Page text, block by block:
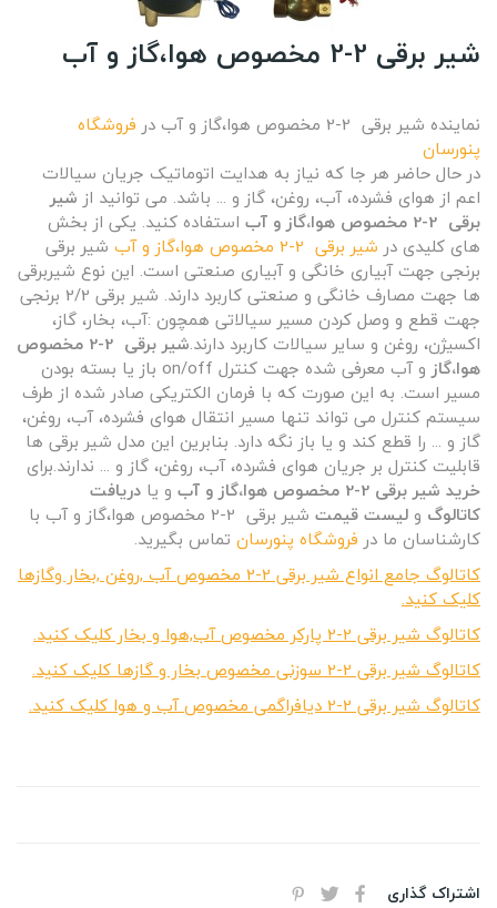
شیر برقی 2-2 مخصوص هوا،گاز و آب
نماینده شیر برقی 2-2 مخصوص هوا،گاز و آب در
فروشگاه
پنورسان
در حال حاضر هر جا که نیاز به هدایت اتوماتیک جریان سیالات
اعم از هوای فشرده، آب، روغن، گاز و ... باشد. می توانید از شیر
برقی 2-2 مخصوص هوا،گاز و آب
استفاده کنید. یکی از بخش
های کلیدی در شیر برقی 2-2 مخصوص هوا،گاز و آب
شیر برقی
برنجی جهت آبیاری خانگی و آبیاری صنعتی است. این نوع شیربرقی
ها جهت مصارف خانگی و صنعتی کاربرد دارند. شیر برقی 2/2 برنجی
جهت قطع و وصل کردن مسیر سیالاتی همچون :آب، بخار، گاز،
اکسیژن، روغن و سایر سیالات کاربرد دارند.
شیر برقی 2-2 مخصوص
هوا،گاز
و آب معرفی شده جهت کنترل on/off باز یا بسته بودن
مسیر است. به این صورت که با فرمان الکتریکی صادر شده از طرف
سیستم کنترل می تواند تنها مسیر انتقال هوای فشرده، آب، روغن،
گاز و ... را قطع کند و یا باز نگه دارد. بنابرین این مدل شیر برقی ها
قابلیت کنترل بر جریان هوای فشرده، آب، روغن، گاز و ... ندارند.برای
خرید شیر برقی 2-2 مخصوص هوا،گاز و آب
و یا دریافت
کاتالوگ و لیست قیمت
شیر برقی 2-2 مخصوص هوا،گاز و آب با
کارشناسان ما در فروشگاه پنورسان تماس بگیرید.
کاتالوگ جامع انواع شیر برقی 2-2 مخصوص آب ,روغن ,بخار وگازها
کلیک کنید.
کاتالوگ شیر برقی 2-2 پارکر مخصوص آب,هوا و بخار کلیک کنید.
کاتالوگ شیر برقی 2-2 سوزنی مخصوص بخار و گازها کلیک کنید.
کاتالوگ شیر برقی 2-2 دیافراگمی مخصوص آب و هوا کلیک کنید.
اشتراک گذاری